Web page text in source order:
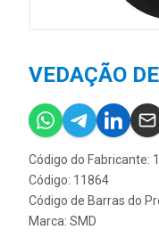
VEDAÇÃO
Código do Fabricante:
Código: 11864
Código de Barras do
Marca: SMD